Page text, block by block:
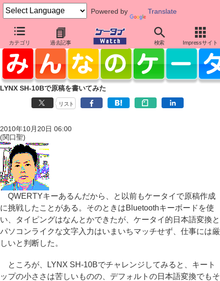
Powered by Translate
カテゴリ 過去記事 検索 Impressサイト
LYNX SH-10Bで原稿を書いてみた
リスト
2010年10月20日 06:00
(関口聖)
QWERTYキーあるんだから、と以前もケータイで原稿作成
に挑戦したことがある。そのときはBluetoothキーボードを使
い、タイピングはなんとかできたが、ケータイ的日本語変換と
パソコンライクな文字入力はいまいちマッチせず、仕事には厳
しいと判断した。
ところが、LYNX SH-10Bでチャレンジしてみると、キート
ップの小ささは苦しいものの、デフォルトの日本語変換でもそ